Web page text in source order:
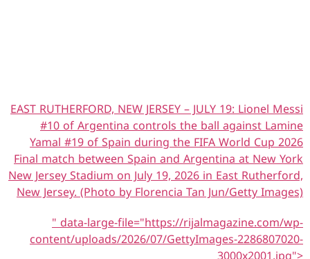
EAST RUTHERFORD, NEW JERSEY – JULY 19: Lionel Messi
#10 of Argentina controls the ball against Lamine
Yamal #19 of Spain during the FIFA World Cup 2026
Final match between Spain and Argentina at New York
New Jersey Stadium on July 19, 2026 in East Rutherford,
New Jersey. (Photo by Florencia Tan Jun/Getty Images)
" data-large-file="https://rijalmagazine.com/wp-
content/uploads/2026/07/GettyImages-2286807020-